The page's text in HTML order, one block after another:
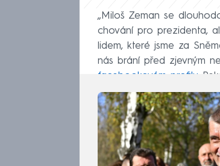
„Miloš Zeman se
chování pro prezidenta,
lidem, které jsme za
nás brání před zjevným
facebookovém profilu